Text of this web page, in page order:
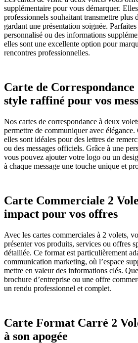
supplémentaire pour vous démarquer.
professionnels souhaitant transmettre plus
gardant une présentation soignée.
personnalisé ou des informations
elles sont une excellente option pour
rencontres professionnelles.
Carte de Correspondance
style raffiné pour vos
Nos cartes de correspondance à deux
permettre de communiquer avec
elles sont idéales pour des lettres de
ou des messages officiels. Grâce à une
vous pouvez ajouter votre logo ou un
à chaque message une touche unique et
Carte Commerciale 2
impact pour vos offres
Avec les cartes commerciales à 2 volets,
présenter vos produits, services ou offres
détaillée. Ce format est particulièrement
communication marketing, où l’espace
mettre en valeur des informations clés.
brochure d’entreprise ou une offre
un rendu professionnel et complet.
Carte Format Carré 2
à son apogée